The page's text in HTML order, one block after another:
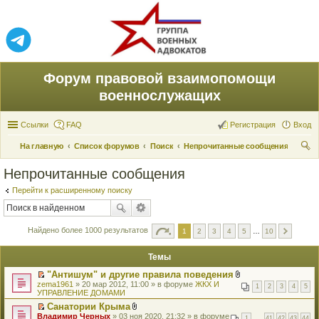
Форум правовой взаимопомощи
военнослужащих
Ссылки FAQ Вход
Регистрация
На главную Список форумов Поиск
Непрочитанные сообщения
Непрочитанные сообщения
Перейти к расширенному поиску
Найдено более 1000 результатов 1 2 3 4 5 10
Темы
П
е
р
е
й
"Антишум" и другие правила поведения
В
л
о
е
1 2 3 4 5
zema1961 » 20 мар 2012, 11:00 » в форуме ЖКХ И
УПРАВЛЕНИЕ ДОМАМИ
П
Санатории Крыма
В
Владимир Черных » 03 ноя 2020, 21:32 » в форуме